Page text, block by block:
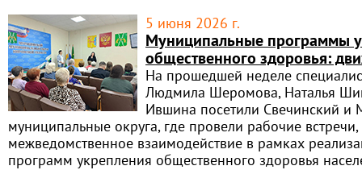
5 июня 2026 г.
Муниципальные программы
общественного здоровья:
На прошедшей неделе
Людмила Шеромова, Наталья
Ившина посетили Свечинский и
муниципальные округа, где провели рабочие
межведомственное взаимодействие в рамках
программ укрепления общественного здоровья